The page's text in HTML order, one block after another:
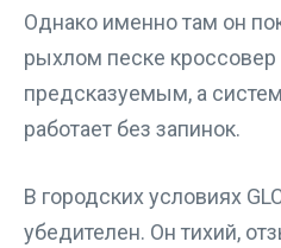
Однако именно там он
рыхлом песке кроссовер
предсказуемым, а
работает без запинок.
В городских условиях
убедителен. Он тихий,